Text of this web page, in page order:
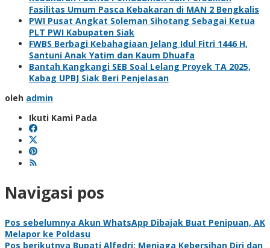
Fasilitas Umum Pasca Kebakaran di MAN 2 Bengkalis
PWI Pusat Angkat Soleman Sihotang Sebagai Ketua
PLT PWI Kabupaten Siak
FWBS Berbagi Kebahagiaan Jelang Idul Fitri 1446 H,
Santuni Anak Yatim dan Kaum Dhuafa
Bantah Kangkangi SEB Soal Lelang Proyek TA 2025,
Kabag UPBJ Siak Beri Penjelasan
oleh admin
Ikuti Kami Pada
Navigasi pos
Pos sebelumnya Akun WhatsApp Dibajak Buat Penipuan, AK
Melapor ke Poldasu
Pos berikutnya Bupati Alfedri: Menjaga Kebersihan Diri dan